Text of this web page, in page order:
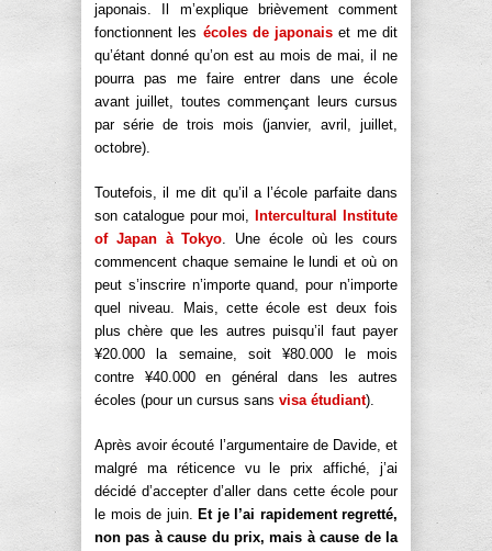
japonais. Il m’explique brièvement comment
fonctionnent les écoles de japonais et me dit
qu’étant donné qu’on est au mois de mai, il ne
pourra pas me faire entrer dans une école
avant juillet, toutes commençant leurs cursus
par série de trois mois (janvier, avril, juillet,
octobre).
Toutefois, il me dit qu’il a l’école parfaite dans
son catalogue pour moi,
Intercultural Institute
of Japan à Tokyo. Une école où les cours
commencent chaque semaine le lundi et où on
peut s’inscrire n’importe quand, pour n’importe
quel niveau. Mais, cette école est deux fois
plus chère que les autres puisqu’il faut payer
¥20.000 la semaine, soit ¥80.000 le mois
contre ¥40.000 en général dans les autres
écoles (pour un cursus sans visa étudiant).
Après avoir écouté l’argumentaire de Davide, et
malgré ma réticence vu le prix affiché, j’ai
décidé d’accepter d’aller dans cette école pour
le mois de juin. Et je l’ai rapidement regretté,
non pas à cause du prix, mais à cause de la